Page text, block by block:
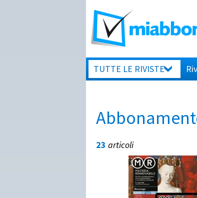
TUTTE LE RIVISTE
23 articoli